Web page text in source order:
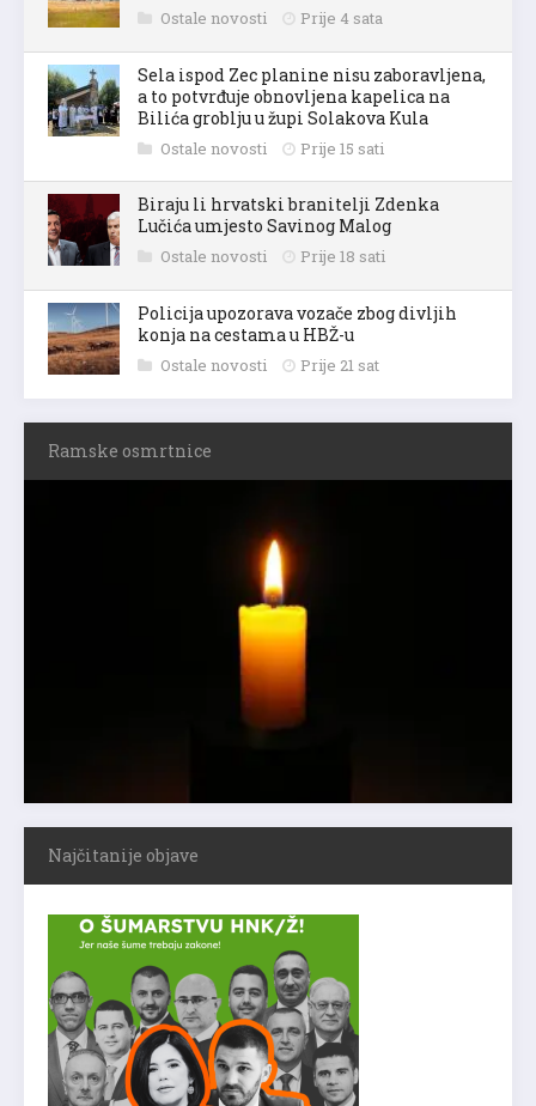
Ostale novosti Prije 4 sata
Sela ispod Zec planine nisu zaboravljena,
a to potvrđuje obnovljena kapelica na
Bilića groblju u župi Solakova Kula
Ostale novosti Prije 15 sati
Biraju li hrvatski branitelji Zdenka
Lučića umjesto Savinog Malog
Ostale novosti Prije 18 sati
Policija upozorava vozače zbog divljih
konja na cestama u HBŽ-u
Ostale novosti Prije 21 sat
Ramske osmrtnice
Najčitanije objave